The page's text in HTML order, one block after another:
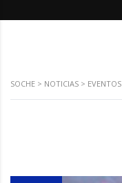
SOCHE > NOTICIAS > EVENTOS